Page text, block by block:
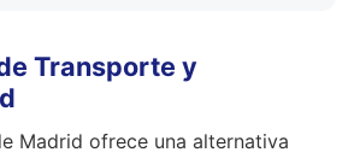
Transporte y
Madrid ofrece una alternativa